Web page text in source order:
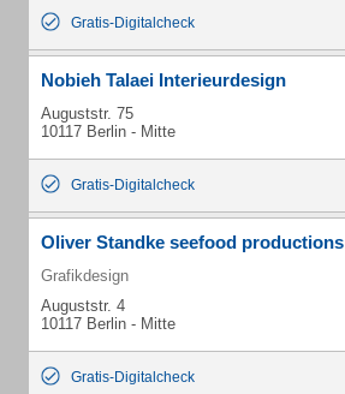
Gratis-Digitalcheck
Nobieh Talaei Interieurdesign
Auguststr. 75
10117 Berlin - Mitte
Gratis-Digitalcheck
Oliver Standke seefood productions
Grafikdesign
Auguststr. 4
10117 Berlin - Mitte
Gratis-Digitalcheck